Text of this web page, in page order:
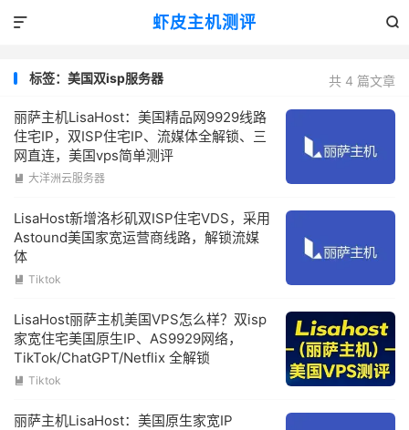
虾皮主机测评 

共 4 篇文章
标签：美国双isp服务器
丽萨主机LisaHost：美国精品网9929线路
住宅IP，双ISP住宅IP、流媒体全解锁、三
网直连，美国vps简单测评
 大洋洲云服务器
LisaHost新增洛杉矶双ISP住宅VDS，采用
Astound美国家宽运营商线路，解锁流媒
体
 Tiktok
LisaHost丽萨主机美国VPS怎么样？双isp
家宽住宅美国原生IP、AS9929网络，
TikTok/ChatGPT/Netflix 全解锁
 Tiktok
丽萨主机LisaHost：美国原生家宽IP